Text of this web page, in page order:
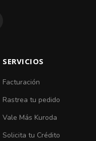
SERVICIOS
Facturación
Rastrea tu pedido
Vale Más Kuroda
Solicita tu Crédito